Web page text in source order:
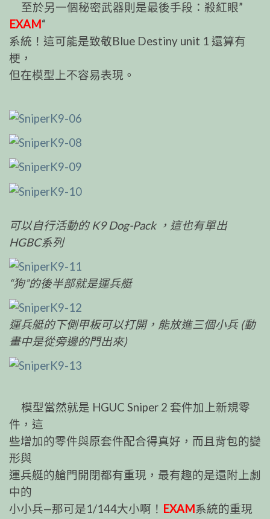
至於另一個秘密武器則是最後手段：殺紅眼”
EXAM“
系統！這可能是致敬Blue Destiny unit 1 還算有
梗，
但在模型上不容易表現。
可以自行活動的 K9 Dog-Pack ，這也有單出
HGBC系列
“狗”的後半部就是運兵艇
運兵艇的下側甲板可以打開，能放進三個小兵 (動
畫中是從旁邊的門出來)
模型當然就是 HGUC Sniper 2 套件加上新規零
件，這
些增加的零件與原套件配合得真好，而且背包的變
形與
運兵艇的艙門開閉都有重現，最有趣的是還附上劇
中的
小小兵—那可是1/144大小啊！ EXAM系統的重現